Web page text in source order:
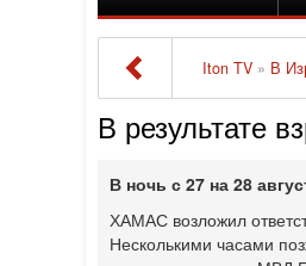
Iton TV » В
В результате
В ночь с 27 на 28
ХАМАС возложил
Несколькими часами